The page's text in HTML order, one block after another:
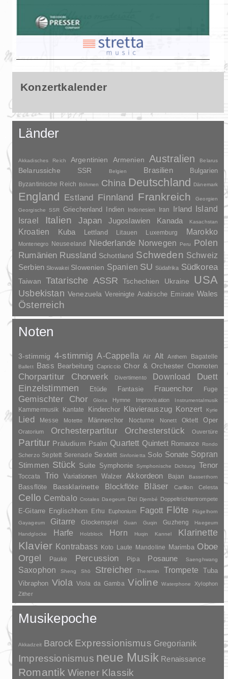
Konzertkalender
Länder
Akkadisches Reich Argentinien Armenien Australien Belarus
Belarussiche SSR Belgien Brasilien Bulgarien
Byzantinische Reich Böhmen China Deutschland Dänemark
England Estland Finnland Frankreich
Georgien
Georgische SSR
Griechenland Indien Indonesien Iran Irland
Island
Israel
Italien Japan Jugoslawien Kanada Kasachstan
Kroatien Kuba Lettland Litauen Luxemburg Marokko
Montenegro Neuseeland Niederlande Norwegen Peru
Polen
Rumänien Russland Schottland Schweden Schweiz
Serbien Slowakei Slowenien Spanien SU Südafrika Südkorea
Taiwan Tatarische ASSR Tschechien Ukraine USA
Usbekistan Venezuela Vereinigte Arabische Emirate Wales
Österreich
Noten
3-stimmig 4-stimmig A-Cappella Air Alt Anthem Bagatelle
Ballett Bass Bearbeitung Capriccio Chor & Orchester Chornoten
Chorpartitur Chorwerk Divertimento Download
Duett
Einzelstimmen
Etüde Fantasie Frauenchor Fuge
Gemischter Chor Gloria Hymne Improvisation Instrumentalmusik
Kammermusik Kantate Kinderchor Klavierauszug Konzert Kyrie
Lied Messe Motette Männerchor Nocturne Nonett Oktett Oper
Oratorium Orchesterpartitur Orchesterstück Ouvertüre
Partitur Präludium Psalm Quartett Quintett Romanze Rondo
Scherzo Septett Serenade Sextett Sinfonietta Solo Sonate Sopran
Stimmen Stück Suite Symphonie Symphonische Dichtung Tenor
Toccata Trio Variationen Walzer Akkordeon Bajan Bassetthorn
Bassflöte Bassklarinette Blockflöte Bläser Carillon Celesta
Cello Cembalo Crotales Daegeum Dizi Djembé Doppeltrichtertrompete
E-Gitarre Englischhorn Erhu Euphonium Fagott Flöte
Flügelhorn
Gayageum
Gitarre Glockenspiel Guan Guqin Guzheng
Haegeum
Handglocke
Harfe Holzblock Horn Huqin Kannel Klarinette
Klavier Kontrabass Koto Laute Mandoline Marimba Oboe
Orgel Pauke Percussion Pipa Posaune Saenghwang
Saxophon Sheng Shō Streicher Theremin Trompete
Tuba
Vibraphon Viola Viola da Gamba Violine Waterphone
Xylophon
Zither
Musikepoche
Akkadzeit Barock Expressionismus Gregorianik
Impressionismus neue Musik Renaissance
Romantik Wiener Klassik